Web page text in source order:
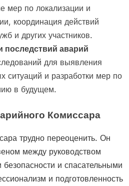
мер по локализации и
координация действий
и других участников.
последствий аварий
для выявления
ситуаций и разработки мер по
в будущем.
Комиссара
трудно переоценить. Он
между руководством
и спасательными
и подготовленность